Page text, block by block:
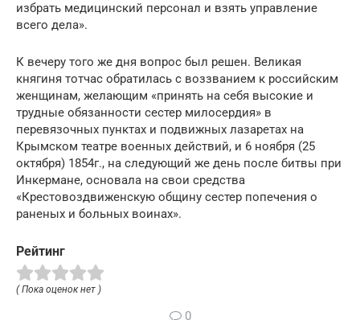
избрать медицинский персонал и взять управление
всего дела».
К вечеру того же дня вопрос был решен. Великая
княгиня тотчас обратилась с воззванием к российским
женщинам, желающим «принять на себя высокие и
трудные обязанности сестер милосердия» в
перевязочных пунктах и подвижных лазаретах на
Крымском театре военных действий, и 6 ноября (25
октября) 1854г., на следующий же день после битвы при
Инкермане, основала на свои средства
«Крестовоздвиженскую общину сестер попечения о
раненых и больных воинах».
Рейтинг
( Пока оценок нет )
0